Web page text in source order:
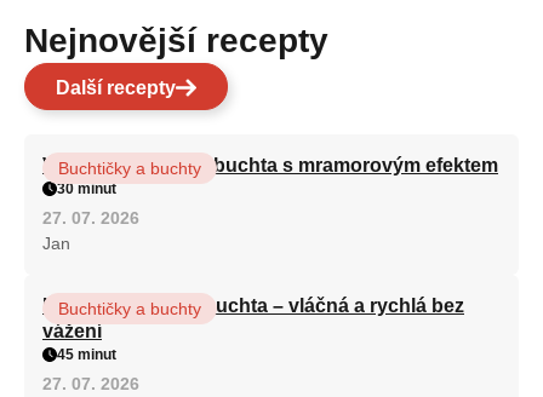
Nejnovější recepty
Další recepty
Vláčná olejová litá buchta s mramorovým efektem
Buchtičky a buchty
30 minut
27. 07. 2026
Jan
Hrnková maková buchta – vláčná a rychlá bez
vážení
Buchtičky a buchty
45 minut
27. 07. 2026